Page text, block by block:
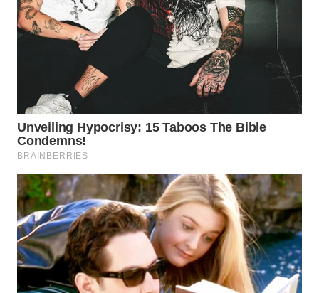
SERDANG
WN
PAKPAK
KARAWANG
WN
BEKASI
WN
BOGOR